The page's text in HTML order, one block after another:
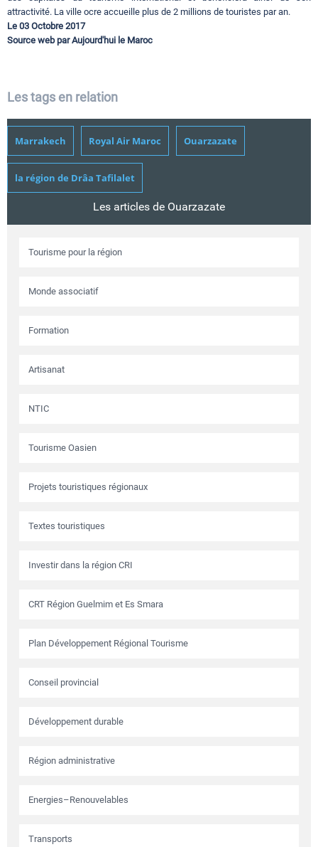
attractivité. La ville ocre accueille plus de 2 millions de touristes par an.
Le 03 Octobre 2017
Source web par Aujourd'hui le Maroc
Les tags en relation
Marrakech Royal Air Maroc Ouarzazate
la région de Drâa Tafilalet
Les articles de Ouarzazate
Tourisme pour la région
Monde associatif
Formation
Artisanat
NTIC
Tourisme Oasien
Projets touristiques régionaux
Textes touristiques
Investir dans la région CRI
CRT Région Guelmim et Es Smara
Plan Développement Régional Tourisme
Conseil provincial
Développement durable
Région administrative
Energies–Renouvelables
Transports